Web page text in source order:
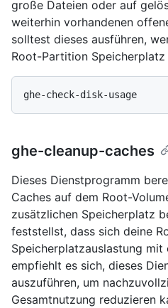
große Dateien oder auf
weiterhin vorhandenen
solltest dieses ausführen,
Root-Partition Speicherplatz
ghe-cleanup-caches
Dieses Dienstprogramm
Caches auf dem Root-
zusätzlichen Speicherplatz
feststellst, dass sich deine
Speicherplatzauslastung
empfiehlt es sich, dieses
auszuführen, um
Gesamtnutzung reduzieren